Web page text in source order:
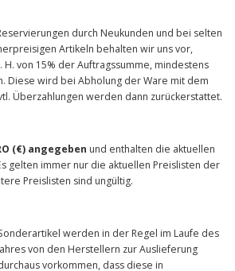
durch Neukunden und bei selten
Artikeln behalten wir uns vor,
H. von 15% der Auftragssumme, mindestens
Diese wird bei Abholung der Ware mit dem
Überzahlungen werden dann zurückerstattet.
(€) angegeben und enthalten die aktuellen
gelten immer nur die aktuellen Preislisten der
Preislisten sind ungültig.
werden in der Regel im Laufe des
von den Herstellern zur Auslieferung
vorkommen, dass diese in